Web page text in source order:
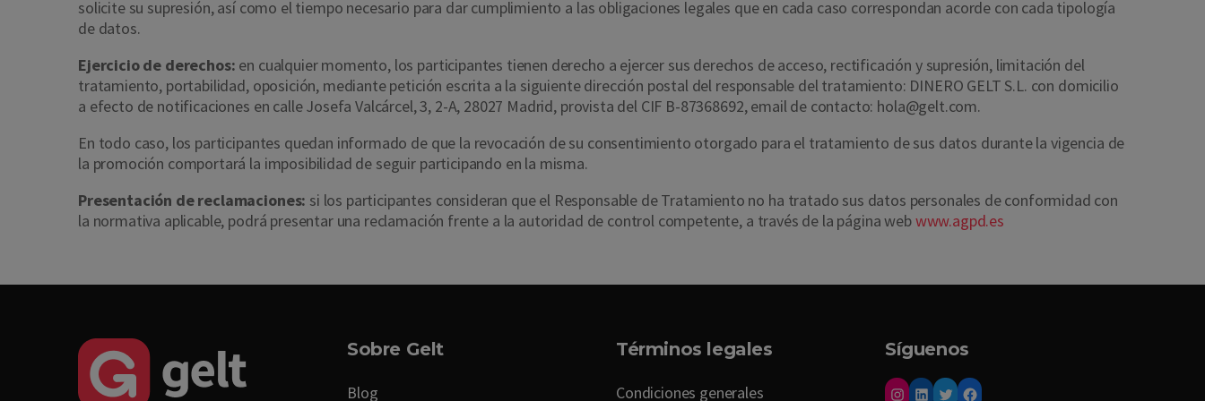
solicite su supresión, así como el tiempo necesario para dar cumplimiento a las obligaciones legales que en cada caso correspondan acorde con cada tipología
de datos.
Ejercicio de derechos: en cualquier momento, los participantes tienen derecho a ejercer sus derechos de acceso, rectificación y supresión, limitación del
tratamiento, portabilidad, oposición, mediante petición escrita a la siguiente dirección postal del responsable del tratamiento: DINERO GELT S.L. con domicilio
a efecto de notificaciones en calle Josefa Valcárcel, 3, 2-A, 28027 Madrid, provista del CIF B-87368692, email de contacto: hola@gelt.com.
En todo caso, los participantes quedan informado de que la revocación de su consentimiento otorgado para el tratamiento de sus datos durante la vigencia de
la promoción comportará la imposibilidad de seguir participando en la misma.
Presentación de reclamaciones: si los participantes consideran que el Responsable de Tratamiento no ha tratado sus datos personales de conformidad con
la normativa aplicable, podrá presentar una reclamación frente a la autoridad de control competente, a través de la página webwww.agpd.es
Sobre Gelt
Blog
Términos legales
Condiciones generales
Síguenos